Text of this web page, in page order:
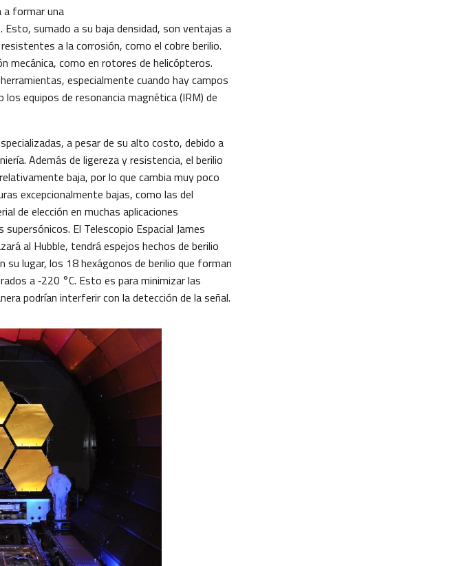
a formar una
sumado a su baja densidad, son ventajas a
a la corrosión, como el cobre berilio.
mecánica, como en rotores de helicópteros.
especialmente cuando hay campos
equipos de resonancia magnética (IRM) de
a pesar de su alto costo, debido a
Además de ligereza y resistencia, el berilio
baja, por lo que cambia muy poco
excepcionalmente bajas, como las del
de elección en muchas aplicaciones
El Telescopio Espacial James
al Hubble, tendrá espejos hechos de berilio
su lugar, los 18 hexágonos de berilio que forman
a ‑220 °C. Esto es para minimizar las
podrían interferir con la detección de la señal.